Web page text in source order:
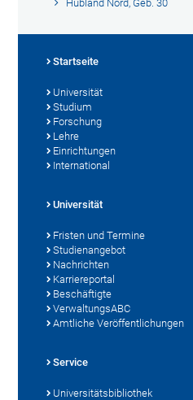
Hubland Nord, Geb. 30
Startseite
Universität
Studium
Forschung
Lehre
Einrichtungen
International
Universität
Fristen und Termine
Studienangebot
Nachrichten
Karriereportal
Beschäftigte
VerwaltungsABC
Amtliche Veröffentlichungen
Service
Universitätsbibliothek